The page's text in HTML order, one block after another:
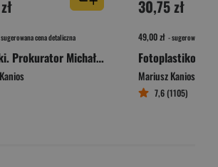
cena detaliczna
Pomroki. Prokurator Michał Stróż. Tom 1
30,75 zł
49,00 zł - sugerowana
Fotoplastikon
Mariusz Kanios
7,6 (1105)